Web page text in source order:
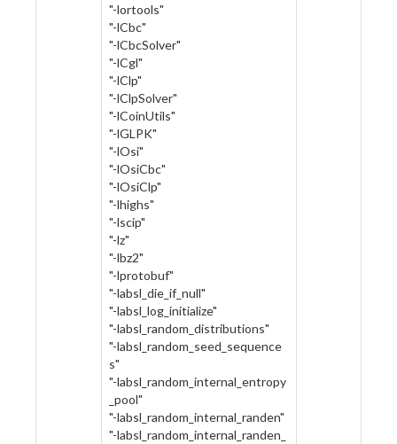
"-lortools"
"-lCbc"
"-lCbcSolver"
"-lCgl"
"-lClp"
"-lClpSolver"
"-lCoinUtils"
"-lGLPK"
"-lOsi"
"-lOsiCbc"
"-lOsiClp"
"-lhighs"
"-lscip"
"-lz"
"-lbz2"
"-lprotobuf"
"-labsl_die_if_null"
"-labsl_log_initialize"
"-labsl_random_distributions"
"-labsl_random_seed_sequence
s"
"-labsl_random_internal_entropy
_pool"
"-labsl_random_internal_randen"
"-labsl_random_internal_randen_